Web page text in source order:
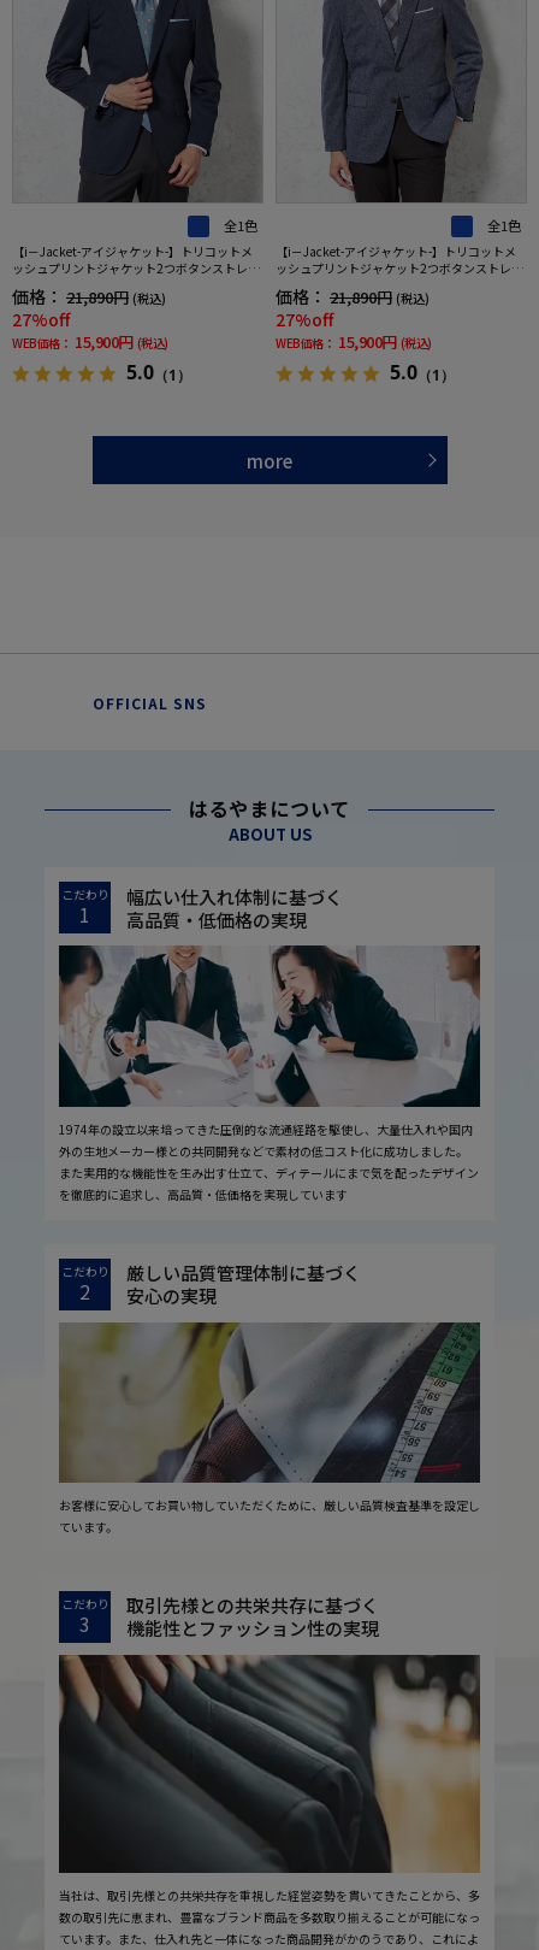
全1色
【i－Jacket-アイジャケット-】トリコットメ
ッシュプリントジャケット2つボタンストレッ
チ高通気軽量ネイビー無地春夏
価格： 21,890円 (税込)
27%off
WEB価格： 15,900円 (税込)
5.0 （1）
全1色
【i－Jacket-アイジャケット-】トリコットメ
ッシュプリントジャケット2つボタンストレッ
チ高通気軽量ブルー無地春夏
価格： 21,890円 (税込)
27%off
WEB価格： 15,900円 (税込)
5.0 （1）
more
OFFICIAL SNS
はるやまについて
ABOUT US
こだわり
1
幅広い仕入れ体制に基づく
高品質・低価格の実現
1974年の設立以来培ってきた圧倒的な流通経路を駆使し、大量仕入れや国内
外の生地メーカー様との共同開発などで素材の低コスト化に成功しました。
また実用的な機能性を生み出す仕立て、ディテールにまで気を配ったデザイン
を徹底的に追求し、高品質・低価格を実現しています
こだわり
2
厳しい品質管理体制に基づく
安心の実現
お客様に安心してお買い物していただくために、厳しい品質検査基準を設定し
ています。
こだわり
3
取引先様との共栄共存に基づく
機能性とファッション性の実現
当社は、取引先様との共栄共存を重視した経営姿勢を貫いてきたことから、多
数の取引先に恵まれ、豊富なブランド商品を多数取り揃えることが可能になっ
ています。また、仕入れ先と一体になった商品開発がかのうであり、これによ